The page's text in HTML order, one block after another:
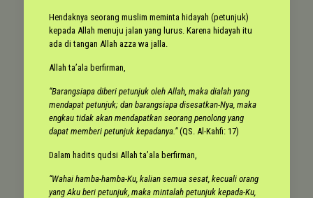
Hendaknya seorang muslim meminta hidayah (petunjuk)
kepada Allah menuju jalan yang lurus. Karena hidayah itu
ada di tangan Allah azza wa jalla.
Allah ta’ala berfirman,
“Barangsiapa diberi petunjuk oleh Allah, maka dialah yang
mendapat petunjuk; dan barangsiapa disesatkan-Nya, maka
engkau tidak akan mendapatkan seorang penolong yang
dapat memberi petunjuk kepadanya.”(QS. Al-Kahfi: 17)
Dalam hadits qudsi Allah ta’ala berfirman,
“Wahai hamba-hamba-Ku, kalian semua sesat, kecuali orang
yang Aku beri petunjuk, maka mintalah petunjuk kepada-Ku,